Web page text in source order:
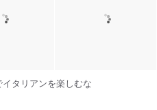
イタリアンを楽しむな